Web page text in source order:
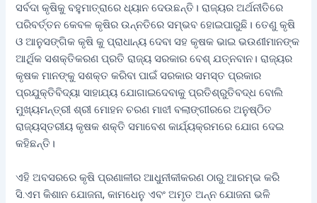
ସର୍ବଦା କୃଷିକୁ ବହୁମାତ୍ରାରେ ଧ୍ୟାନ ଦେଉଛନ୍ତି। ରାଜ୍ୟର ଅର୍ଥନୀତିରେ
ପରିବର୍ତ୍ତନ କେବଳ କୃଷିର ଉନ୍ନତିରେ ସମ୍ଭବ ହୋଇପାରୁଛି। ତେଣୁ କୃଷି
ଓ ଆନୁସଙ୍ଗିକ କୃଷି କୁ ପ୍ରାଧାନ୍ୟ ଦେବା ସହ କୃଷକ ଭାଇ ଭଉଣୀମାନଙ୍କ
ଆର୍ଥିକ ସଶକ୍ତିକରଣ ପ୍ରତି ରାଜ୍ୟ ସରକାର ବେଶ୍ ଯତ୍ନବାନ। ରାଜ୍ୟର
କୃଷକ ମାନଙ୍କୁ ସଶକ୍ତ କରିବା ପାଇଁ ସରକାର ସମସ୍ତ ପ୍ରକାର
ପ୍ରଯୁକ୍ତିବିଦ୍ୟା ସାହାଯ୍ୟ ଯୋଗାଇଦେବାକୁ ପ୍ରତିଶ୍ରୁତିବଦ୍ଧ ବୋଲି
ମୁଖ୍ୟମନ୍ତ୍ରୀ ଶ୍ରୀ ମୋହନ ଚରଣ ମାଝୀ ବଲାଙ୍ଗୀରରେ ଅନୁଷ୍ଠିତ
ରାଜ୍ୟସ୍ତରୀୟ କୃଷକ ଶକ୍ତି ସମାବେଶ କାର୍ଯ୍ୟକ୍ରମରେ ଯୋଗ ଦେଇ
କହିଛନ୍ତି।
ଏହି ଅବସରରେ କୃଷି ପ୍ରଣାଳୀର ଆଧୁନୀକୀକରଣ ଠାରୁ ଆରମ୍ଭ କରି
ସି.ଏମ କିଶାନ ଯୋଜନା, କାମଧେନୁ ଏବଂ ଅମୃତ ଅନ୍ନ ଯୋଜନା ଭଳି